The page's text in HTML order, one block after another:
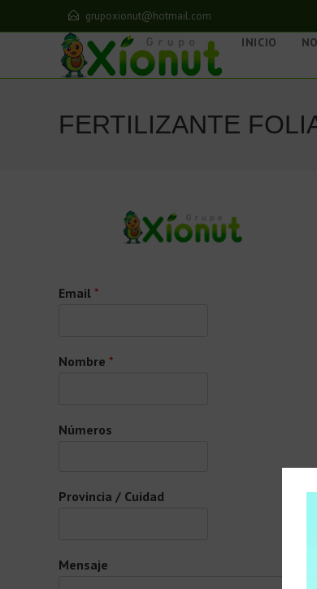
grupoxionut@hotmail.com
INICIO
FERTILIZANTE
Email *
Nombre *
Números
Provincia / Cuidad
Mensaje